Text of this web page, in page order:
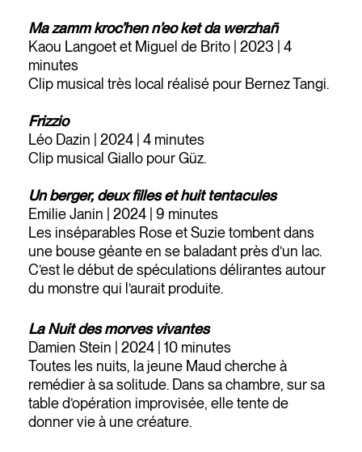
Ma zamm kroc’hen n’eo ket da werzhañ
Kaou Langoet et Miguel de Brito | 2023 | 4
minutes
Clip musical très local réalisé pour Bernez Tangi.
Frizzio
Léo Dazin | 2024 | 4 minutes
Clip musical Giallo pour Güz.
Un berger, deux filles et huit tentacules
Emilie Janin | 2024 | 9 minutes
Les inséparables Rose et Suzie tombent dans
une bouse géante en se baladant près d’un lac.
C’est le début de spéculations délirantes autour
du monstre qui l’aurait produite.
La Nuit des morves vivantes
Damien Stein | 2024 | 10 minutes
Toutes les nuits, la jeune Maud cherche à
remédier à sa solitude. Dans sa chambre, sur sa
table d’opération improvisée, elle tente de
donner vie à une créature.